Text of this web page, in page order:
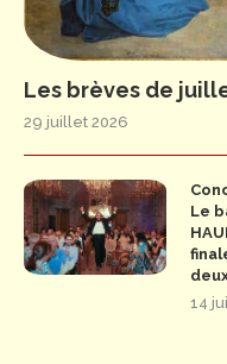
Les brèves de
29 juillet 2026
Le
14